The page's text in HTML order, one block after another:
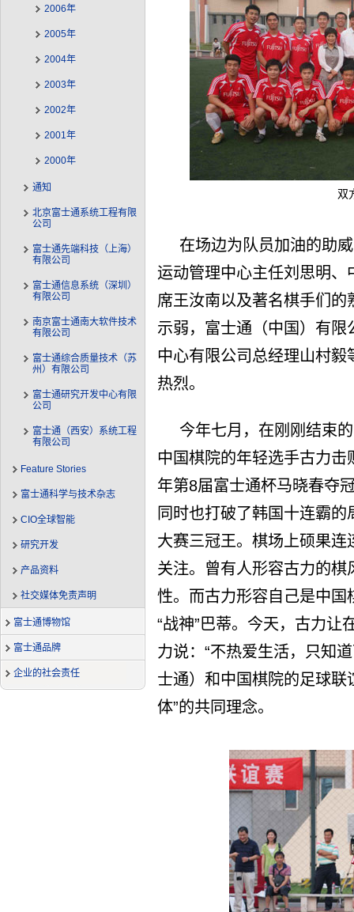
2006年
2005年
2004年
2003年
2002年
2001年
2000年
通知
北京富士通系统工程有限
公司
富士通先端科技（上海）
有限公司
富士通信息系统（深圳）
有限公司
南京富士通南大软件技术
有限公司
富士通综合质量技术（苏
州）有限公司
富士通研究开发中心有限
公司
富士通（西安）系统工程
有限公司
Feature Stories
富士通科学与技术杂志
CIO全球智能
研究开发
产品资料
社交媒体免责声明
富士通博物馆
富士通品牌
企业的社会责任
双
在场边为队员加油的助
运动管理中心主任刘思明
席王汝南以及著名棋手们
示弱，富士通（中国）有
中心有限公司总经理山村
热烈。
今年七月，在刚刚结束
中国棋院的年轻选手古力
年第8届富士通杯马晓春夺
同时也打破了韩国十连霸
大赛三冠王。棋场上硕果
关注。曾有人形容古力的
性。而古力形容自己是中
“战神”巴蒂。今天，古力让
力说：“不热爱生活，只知
士通）和中国棋院的足球联
体”的共同理念。